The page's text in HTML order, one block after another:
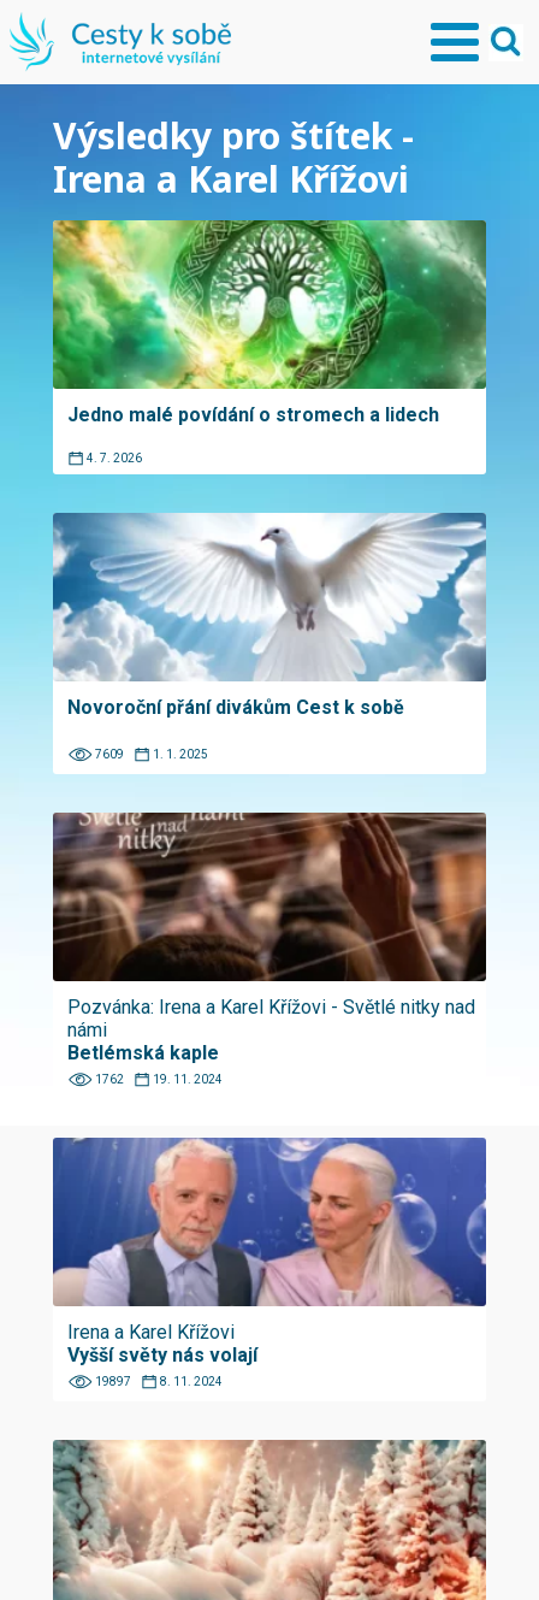
Výsledky pro štítek -
Irena a Karel Křížovi
Jedno malé povídání o stromech a lidech
4. 7. 2026
Novoroční přání divákům Cest k sobě
7609 1. 1. 2025
Pozvánka: Irena a Karel Křížovi - Světlé nitky nad
námi
Betlémská kaple
1762 19. 11. 2024
Irena a Karel Křížovi
Vyšší světy nás volají
19897 8. 11. 2024